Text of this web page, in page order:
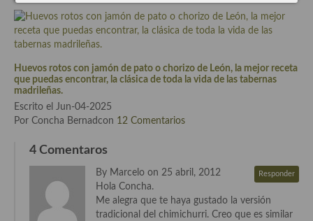
Cocina de Guatemala
Cocina de Nicaragua
Cocina Ecuatoriana
Cocina Jamaicana
Cocina peruana
Cocina de Oriente Medio
Cocina israelí
Huevos rotos con jamón de pato o chorizo de León, la mejor receta
que puedas encontrar, la clásica de toda la vida de las tabernas
madrileñas.
Escrito el Jun-04-2025
Por Concha Bernadcon 12 Comentarios
4 Comentaros
By Marcelo on 25 abril, 2012 Responder
Hola Concha.
Me alegra que te haya gustado la versión
tradicional del chimichurri. Creo que es similar